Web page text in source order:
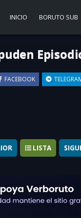
INICIO BORUTO SUB
FACEBOOK
▶
LISTA